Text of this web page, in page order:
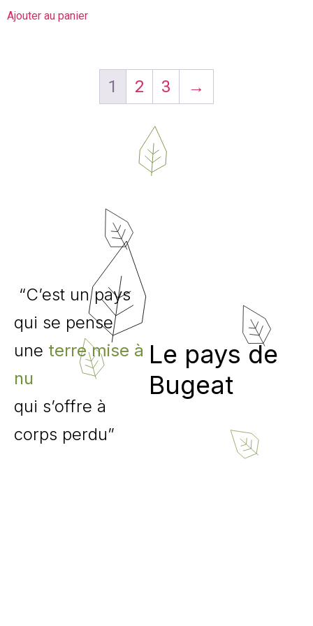
Ajouter au panier
1 2 3 →
“C’est un pays
qui se pense
une terre mise à
nu
qui s’offre à
corps perdu”
Le pays de
Bugeat